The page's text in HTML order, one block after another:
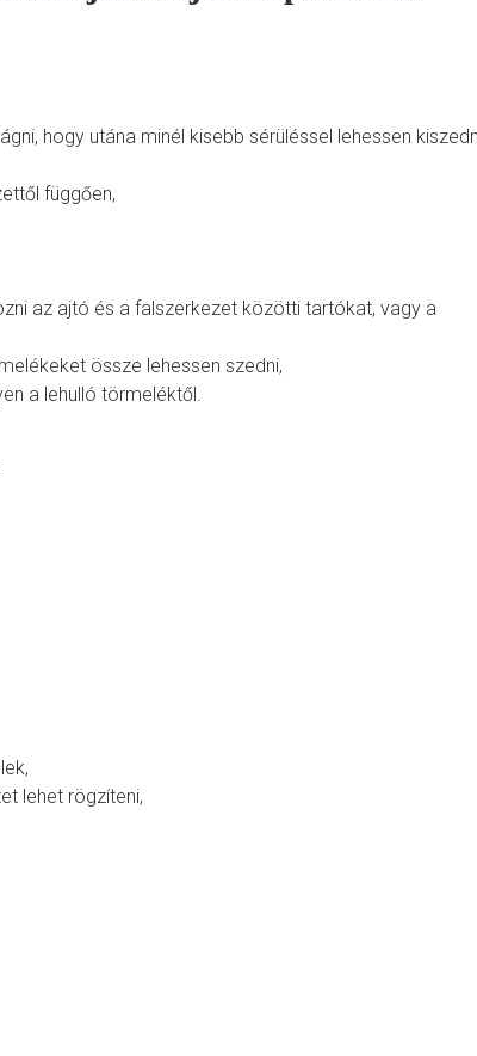
hogy utána minél kisebb sérüléssel lehessen
függően,
az ajtó és a falszerkezet közötti tartókat, vagy a
össze lehessen szedni,
a lehulló törmeléktől.
lehet rögzíteni,